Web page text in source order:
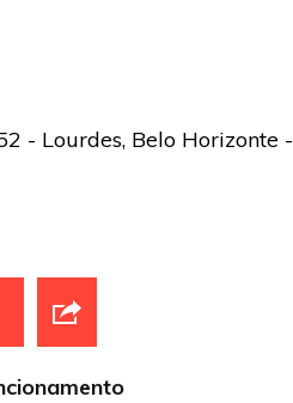
- Lourdes, Belo Horizonte -